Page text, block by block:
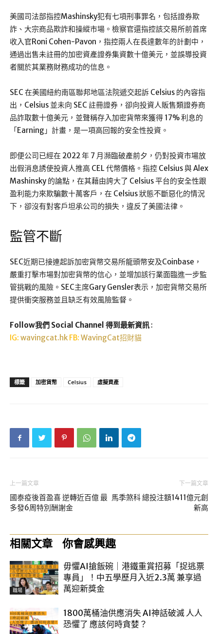
美國司法部指控Mashinsky犯有七項刑事罪名，包括證券欺
詐、大宗商品欺詐和操縱市場。檢察官還指控該交易所前首席
收入官Roni Cohen-Pavon，指控兩人在長達數年的計劃中，
通過出售未註冊的加密資產證券集資數十億美元，並誤導投資
者關於其業務財務成功的信息。
SEC 在美國紐約南區聯邦地區法院遞交起訴 Celsius 的內容指
出，Celsius 並未向 SEC 註冊證券，卻向投資人販售類證券商
品詐取數十億美元，並聲稱存入加密貨幣來獲得 17% 利息的
「Earning」計畫，是一項高回報的安全性投資。
即便公司已經在 2022 年 7 月瀕臨破產前夕，仍對投資市場放
出假消息誘使投資人推高 CEL 代幣價格。指控 Celsius 與 Alex
Mashinsky 的論點，在其藉由誇大了 Celsius 平台的安全性跟
盈利能力來欺騙數十萬客戶，在 Celsius 狀態不斷惡化的情況
下，卻沒有對客戶坦承公司的損失，違反了美國法律。
監管不斷
SEC近期已接連起訴加密貨幣交易所龍頭幣安及Coinbase，
嚴重打擊市場對加密貨幣的信心，並增加該行業面臨進一步監
管挑戰的風險。SEC主席Gary Gensler表示，加密貨幣交易所
提供衝突服務並且缺乏有效風險監督。
Follow我們 Social Channel 得到最新資訊 :
IG: wavingcat.hk FB: WavingCat招財貓
標籤 加密貨幣 Celsius 虛擬資產
上一篇文章
國泰疫後首盈喜 逆轉近百億 最
多發6周特別酬謝金
下一篇文章
馬季煞科 總投注額1411億元創
新高
相關文章 你會感興趣
職場
毋懼AI搶飯碗｜港鐵重賞招募「捉逃票
專員」！中五學歷月入近2.3萬 兼享過
萬迎新獎金
1800萬桶油供應消失 AI神話破滅 人人
恐懼了 應該何時貪婪？